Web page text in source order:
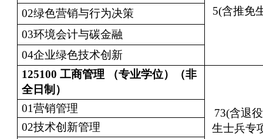
5(含推免
02绿色营销与行为决策
03环境会计与碳金融
04企业绿色技术创新
125100 工商管理 （专业学位）（非
全日制）
73(含退
生士兵专
01营销管理
02技术创新管理